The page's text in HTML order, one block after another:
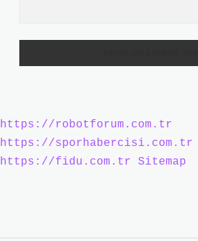
https://robotforum.com.tr
https://sporhabercisi.com.tr
https://fidu.com.tr
Sitemap